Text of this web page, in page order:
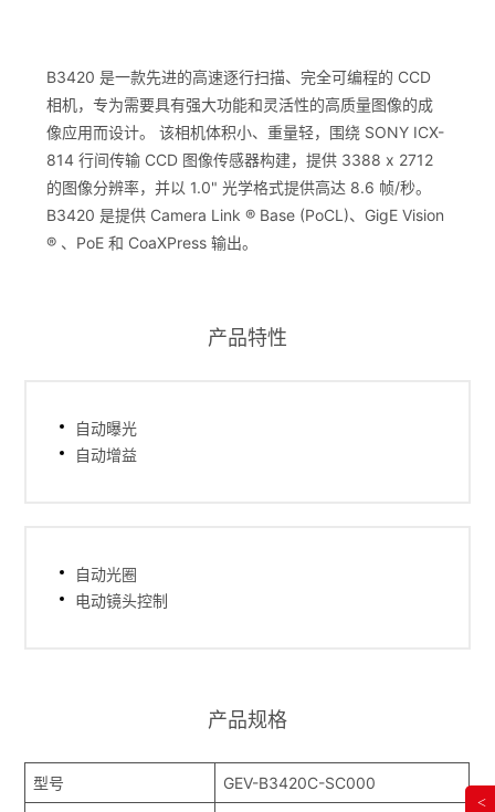
B3420 是一款先进的高速逐行扫描、完全可编程的 CCD
相机，专为需要具有强大功能和灵活性的高质量图像的成
像应用而设计。 该相机体积小、重量轻，围绕 SONY ICX-
814 行间传输 CCD 图像传感器构建，提供 3388 x 2712
的图像分辨率，并以 1.0" 光学格式提供高达 8.6 帧/秒。
B3420 是提供 Camera Link ® Base (PoCL)、GigE Vision
® 、PoE 和 CoaXPress 输出。
产品特性
自动曝光
自动增益
自动光圈
电动镜头控制
产品规格
型号 GEV-B3420C-SC000
<